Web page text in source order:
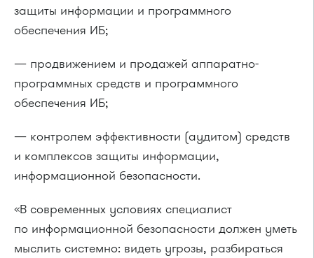
защиты информации и программного
обеспечения ИБ;
— продвижением и продажей аппаратно-
программных средств и программного
обеспечения ИБ;
— контролем эффективности (аудитом) средств
и комплексов защиты информации,
информационной безопасности.
«В современных условиях специалист
по информационной безопасности должен уметь
мыслить системно: видеть угрозы, разбираться